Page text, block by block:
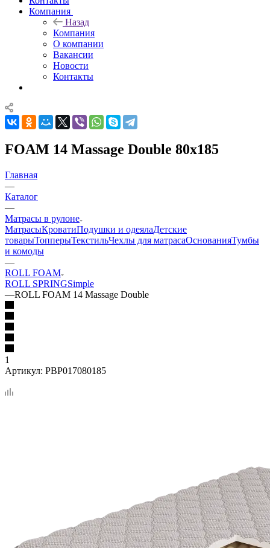
Компания
Назад
Компания
О компании
Вакансии
Новости
Контакты
FOAM 14 Massage Double 80x185
Главная
—
Каталог
—
Матрасы в рулоне
МатрасыКроватиПодушки и одеялаДетские
товарыТопперыТекстильЧехлы для матрасаОснованияТумбы
и комоды
—
ROLL FOAM
ROLL SPRINGSimple
—ROLL FOAM 14 Massage Double
1
Артикул: PBP017080185